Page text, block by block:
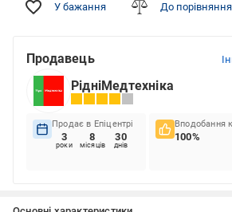
У бажання До порівняння
Продавець
РідніМедтехніка
Продає в Епіцентрі
3
роки
8
місяців
30
днів
Вподобання
100%